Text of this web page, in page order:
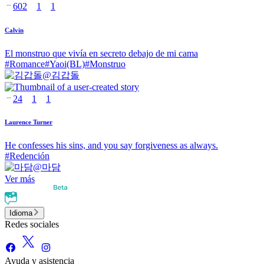
602 1 1
Calvin
El monstruo que vivía en secreto debajo de mi cama
#Romance#Yaoi(BL)#Monstruo
@김갑돌
24 1 1
Laurence Turner
He confesses his sins, and you say forgiveness as always.
#Redención
@마담
Ver más
Idioma
Redes sociales
Ayuda y asistencia